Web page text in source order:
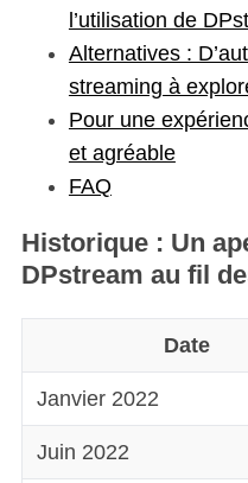
l’utilisation de
Alternatives :
streaming à
Pour une
et agréable
FAQ
Historique : Un
DPstream au fil
Date
Janvier 2022
Juin 2022